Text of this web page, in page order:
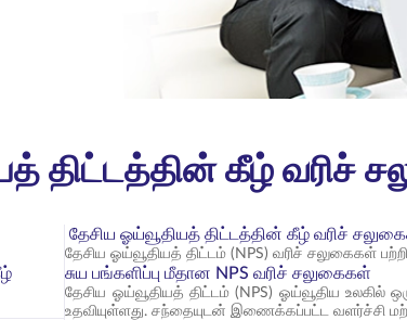
திட்டத்தின் கீழ் வரிச்
தேசிய ஓய்வூதியத் திட்டத்தின் கீழ் வரிச்
தேசிய ஓய்வூதியத் திட்டம் (NPS) வரிச் சலுகைகள்
சுய பங்களிப்பு மீதான NPS வரிச் சலுகைகள்
தேசிய ஓய்வூதியத் திட்டம் (NPS) ஓய்வூதிய உலகில்
உதவியுள்ளது. சந்தையுடன் இணைக்கப்பட்ட வளர்ச்சி